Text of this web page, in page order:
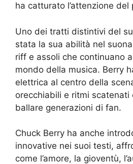
ha catturato l’attenzione del
Uno dei tratti distintivi del
stata la sua abilità nel
riff e assoli che continuano
mondo della musica. Berry
elettrica al centro della
orecchiabili e ritmi
ballare generazioni di fan.
Chuck Berry ha anche
innovative nei suoi testi,
come l’amore, la gioventù,